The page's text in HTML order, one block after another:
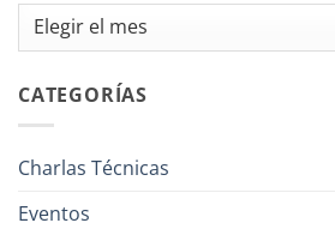
Archivos
CATEGORÍAS
Charlas Técnicas
Eventos